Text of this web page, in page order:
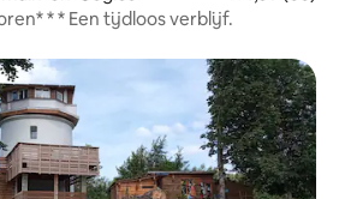
* * Een tijdloos verblijf.